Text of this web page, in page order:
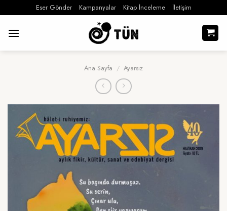
atla
Eser Gönder Kampanyalar Kitap İnceleme İletişim
Ana Sayfa / Ayarsız